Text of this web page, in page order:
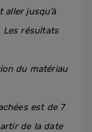
jusqu’à
Les résultats
du matériau
est de 7
de la date